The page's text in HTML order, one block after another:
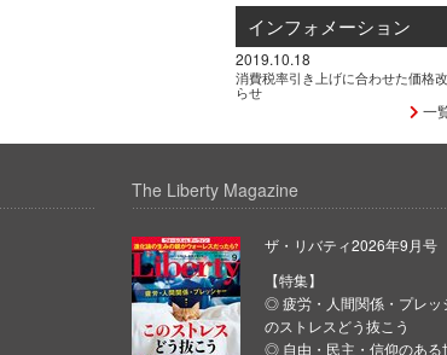
インフォメーション
2019.10.18
消費税率引き上げに合わせた価格
らせ
一
The Liberty Magazine
ザ・リバティ2026年9月号
【特集】
◎ 疲労・人間関係・プレッ
のストレスどう抜こう
◎ 自由・民主・信仰のある